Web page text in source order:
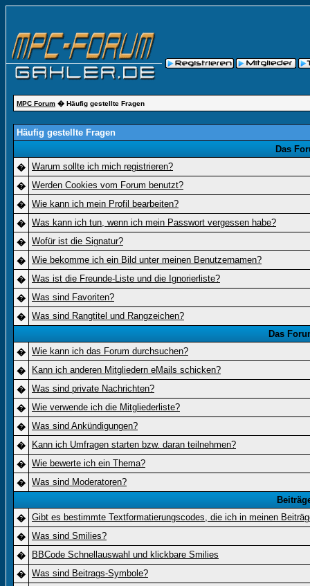
MPC Forum � Häufig gestellte Fragen
Häufig gestellte Fragen
Das
� Warum sollte ich mich registrieren?
� Werden Cookies vom Forum benutzt?
� Wie kann ich mein Profil bearbeiten?
� Was kann ich tun, wenn ich mein Passwort vergessen habe?
� Wofür ist die Signatur?
� Wie bekomme ich ein Bild unter meinen Benutzernamen?
� Was ist die Freunde-Liste und die Ignorierliste?
� Was sind Favoriten?
� Was sind Rangtitel und Rangzeichen?
Das
� Wie kann ich das Forum durchsuchen?
�
Kann ich anderen Mitgliedern eMails schicken?
� Was sind private Nachrichten?
� Wie verwende ich die Mitgliederliste?
� Was sind Ankündigungen?
�
Kann ich Umfragen starten bzw. daran teilnehmen?
� Wie bewerte ich ein Thema?
� Was sind Moderatoren?
� Gibt es bestimmte Textformatierungscodes, die ich in meinen
� Was sind Smilies?
�
BBCode Schnellauswahl und klickbare Smilies
� Was sind Beitrags-Symbole?